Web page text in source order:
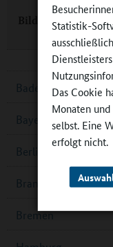
Statistik-
Das Cookie
Monaten
selbst. Eine
erfolgt nicht.
Bildungsserver
Baden-
Bayern
Berlin
Brandenburg
Bremen